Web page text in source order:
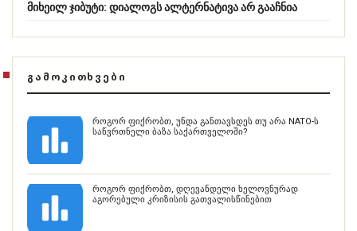
მიხეილ ჯიბუტი: დიალოგს ალტერნატივა არ გააჩნია
ᲒᲐᲛᲝᲙᲘᲗᲮᲕᲔᲑᲘ
როგორ ფიქრობთ, უნდა განთავსდეს თუ არა NATO-ს
საწვრთნელი ბაზა საქართველოში?
როგორ ფიქრობთ, დღევანდელი ხელოვნურად
აგორებული კრიზისის გათვალისწინებით